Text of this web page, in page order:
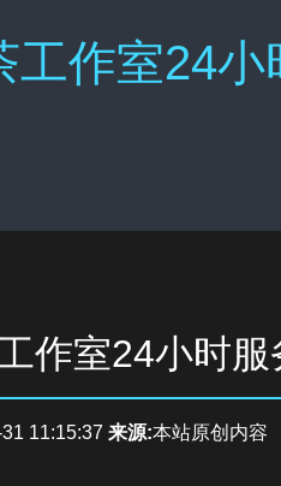
工作室24
作室24小时
11:15:37 来源:本站原创内容